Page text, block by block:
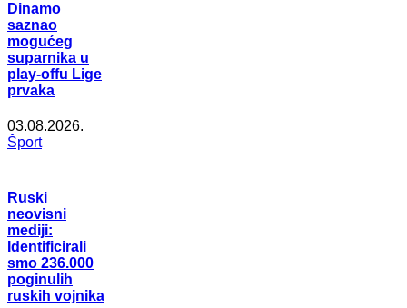
Dinamo
saznao
mogućeg
suparnika u
play-offu Lige
prvaka
03.08.2026.
Šport
Ruski
neovisni
mediji:
Identificirali
smo 236.000
poginulih
ruskih vojnika